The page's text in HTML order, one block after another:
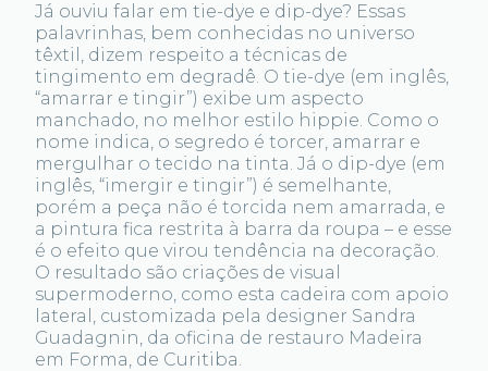
Já ouviu falar em tie-dye e dip-dye? Essas
palavrinhas, bem conhecidas no universo
têxtil, dizem respeito a técnicas de
tingimento em degradê. O tie-dye (em inglês,
“amarrar e tingir”) exibe um aspecto
manchado, no melhor estilo hippie. Como o
nome indica, o segredo é torcer, amarrar e
mergulhar o tecido na tinta. Já o dip-dye (em
inglês, “imergir e tingir”) é semelhante,
porém a peça não é torcida nem amarrada, e
a pintura fica restrita à barra da roupa – e esse
é o efeito que virou tendência na decoração.
O resultado são criações de visual
supermoderno, como esta cadeira com apoio
lateral, customizada pela designer Sandra
Guadagnin, da oficina de restauro Madeira
em Forma, de Curitiba.